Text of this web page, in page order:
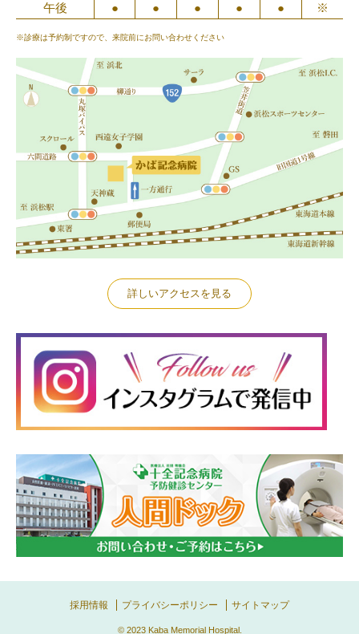
午後
● ● ● ● ● ※
※診療は予約制ですので、来院前にお問い合わせください
詳しいアクセスを見る
採用情報 プライバシーポリシー サイトマップ
© 2023 Kaba Memorial Hospital